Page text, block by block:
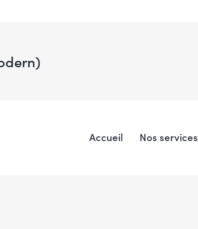
Accueil Nos services